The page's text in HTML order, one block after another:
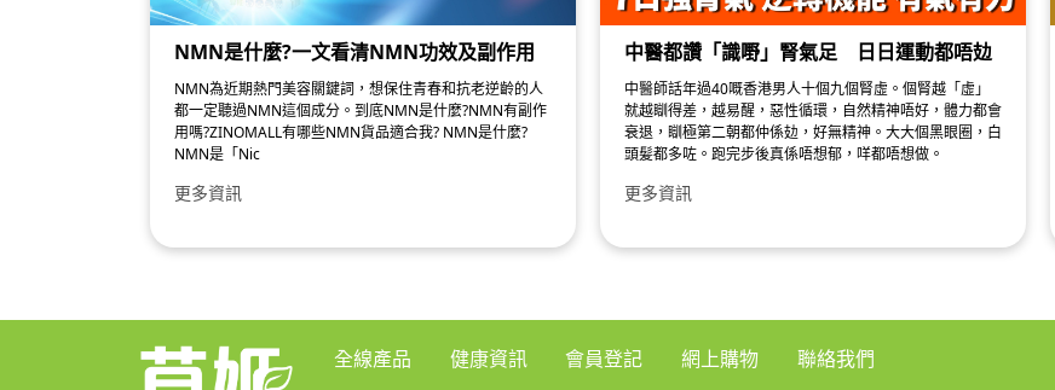
NMN是什麼?一文看清NMN功效及副作用
NMN為近期熱門美容關鍵詞，想保住青春和抗老逆齡的人
都一定聽過NMN這個成分。到底NMN是什麼?NMN有副作
用嗎?ZINOMALL有哪些NMN貨品適合我? NMN是什麼?
NMN是「Nic
更多資訊
中醫都讚「識嘢」腎氣足 日日運動都唔攰
中醫師話年過40嘅香港男人十個九個腎虛。個腎越「虛」
就越瞓得差，越易醒，惡性循環，自然精神唔好，體力都會
衰退，瞓極第二朝都仲係攰，好無精神。大大個黑眼圈，白
頭髪都多咗。跑完步後真係唔想郁，咩都唔想做。
更多資訊
全線產品 健康資訊 會員登記 網上購物 聯絡我們